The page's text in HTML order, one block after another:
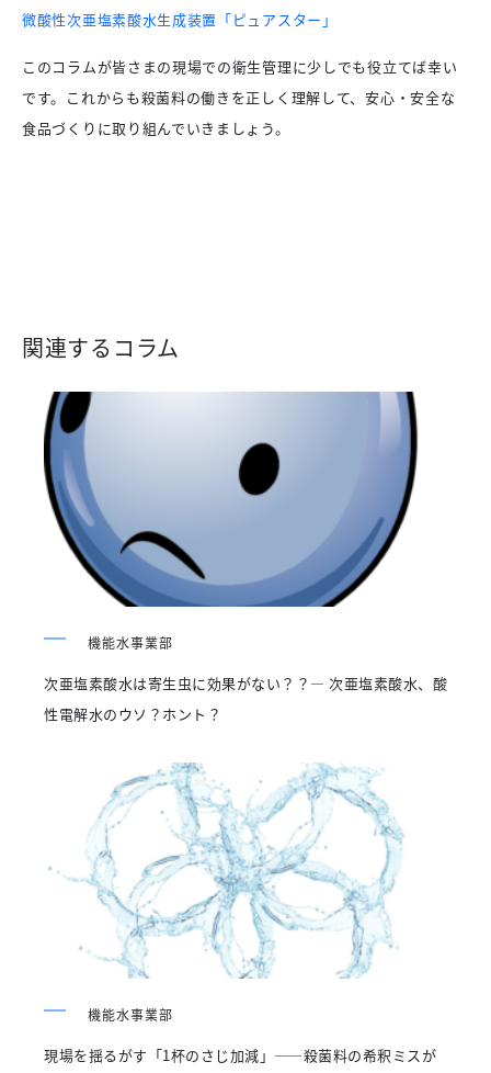
微酸性次亜塩素酸水生成装置「ピュアスター」
このコラムが皆さまの現場での衛生管理に少しでも役立てば幸い
です。これからも殺菌料の働きを正しく理解して、安心・安全な
食品づくりに取り組んでいきましょう。
関連するコラム
機能水事業部
次亜塩素酸水は寄生虫に効果がない？？― 次亜塩素酸水、酸
性電解水のウソ？ホント？
機能水事業部
現場を揺るがす「1杯のさじ加減」――殺菌料の希釈ミスが